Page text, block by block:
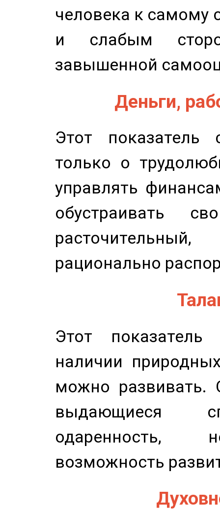
человека к самому
и слабым
завышенной
Деньги,
Этот показатель
только о
управлять
обустраивать
рационально
Этот показатель
наличии
можно развивать.
выдающиеся
одаренность,
возможность